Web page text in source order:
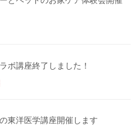
ボ講座終了しました！
東洋医学講座開催します